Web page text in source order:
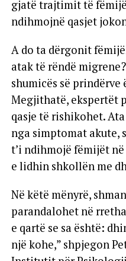
gjatë trajtimit të
ndihmojnë qasjet
A do ta dërgonit
atak të rëndë
shumicës së prindërve
Megjithatë, ekspertët
qasje të rishikohet.
nga simptomat akute,
t’i ndihmojë fëmijët
e lidhin shkollën me
Në këtë mënyrë,
parandalohet në
e qartë se sa është:
një kohe,” shpjegon